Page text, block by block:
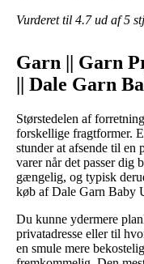
Vurderet til 4.7ud af 5
Garn || Garn
|| Dale Garn
Størstedelen af
forskellige fragtformer.
stunder at afsende til en
varer når det passer dig
gængelig, og typisk
køb af Dale Garn Baby
Du kunne ydermere
privatadresse eller til
en smule mere